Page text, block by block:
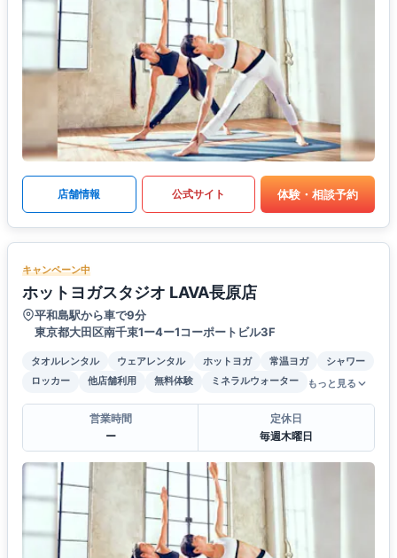
店舗情報 公式サイト 体験・相談予約
キャンペーン中
ホットヨガスタジオ LAVA長原店
平和島駅から車で9分
東京都大田区南千束1ー4ー1コーポートビル3F
タオルレンタル ウェアレンタル ホットヨガ 常温ヨガ
シャワー
ロッカー
他店舗利用 無料体験 ミネラルウォーター もっと見る
営業時間
ー
定休日
毎週木曜日